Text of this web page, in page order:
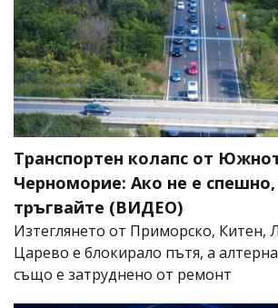
Транспортен колапс от
Черноморие: Ако не е спешно,
тръгвайте (ВИДЕО)
Изтеглянето от Приморско, Китен,
Царево е блокирало пътя, а
също е затруднено от ремонт